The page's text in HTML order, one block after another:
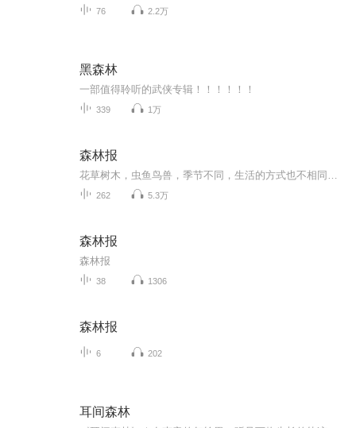
76 2.2万
黑森林
一部值得聆听的武侠专辑！！！！！！
339 1万
森林报
262 5.3万
森林报
森林报
38 1306
森林报
6 202
耳间森林